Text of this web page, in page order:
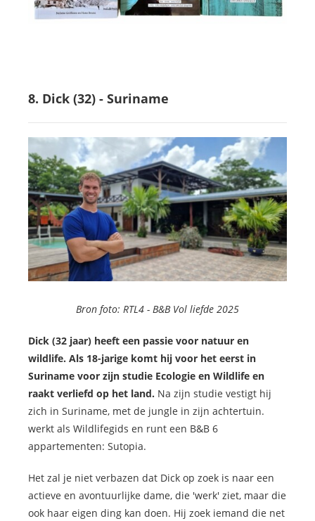
8. Dick (32) - Suriname
Bron foto: RTL4 - B&B Vol liefde 2025
Dick (32 jaar) heeft een passie voor natuur en
wildlife. Als 18-jarige komt hij voor het eerst in
Suriname voor zijn studie Ecologie en Wildlife en
raakt verliefd op het land. Na zijn studie vestigt hij
zich in Suriname, met de jungle in zijn achtertuin.
werkt als Wildlifegids en runt een B&B 6
appartementen: Sutopia.
Het zal je niet verbazen dat Dick op zoek is naar een
actieve en avontuurlijke dame, die 'werk' ziet, maar die
ook haar eigen ding kan doen. Hij zoek iemand die net